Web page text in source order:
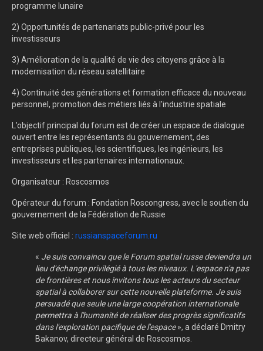
programme lunaire
2) Opportunités de partenariats public-privé pour les
investisseurs
3) Amélioration de la qualité de vie des citoyens grâce à la
modernisation du réseau satellitaire
4) Continuité des générations et formation efficace du nouveau
personnel, promotion des métiers liés à l'industrie spatiale
L’objectif principal du forum est de créer un espace de dialogue
ouvert entre les représentants du gouvernement, des
entreprises publiques, les scientifiques, les ingénieurs, les
investisseurs et les partenaires internationaux.
Organisateur : Roscosmos
Opérateur du forum : Fondation Roscongress, avec le soutien du
gouvernement de la Fédération de Russie
Site web officiel : russianspaceforum.ru
« Je suis convaincu que le Forum spatial russe deviendra un
lieu d'échange privilégié à tous les niveaux. L'espace n'a pas
de frontières et nous invitons tous les acteurs du secteur
spatial à collaborer sur cette nouvelle plateforme. Je suis
persuadé que seule une large coopération internationale
permettra à l'humanité de réaliser des progrès significatifs
dans l'exploration pacifique de l'espace», a déclaré Dmitry
Bakanov, directeur général de Roscosmos